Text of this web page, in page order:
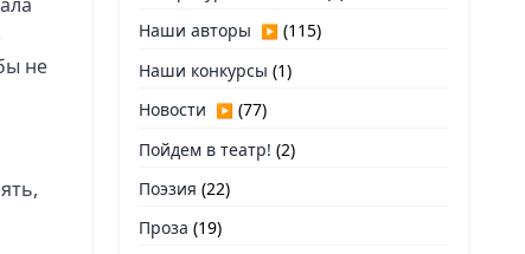
не
Наши авторы ▶ (115)
Наши конкурсы (1)
Новости ▶ (77)
Пойдем в театр! (2)
Поэзия (22)
Проза (19)